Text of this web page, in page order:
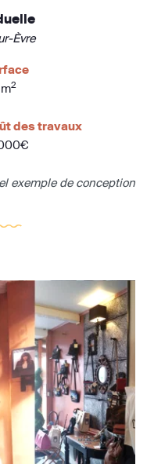
Èvre
2
des travaux
exemple de conception